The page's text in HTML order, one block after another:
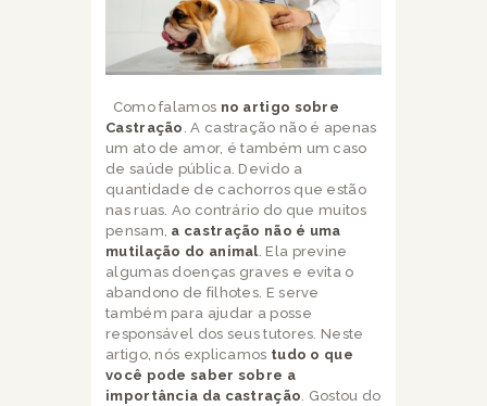
Como falamos no artigo sobre
Castração . A castração não é apenas
um ato de amor, é também um caso
de saúde pública. Devido a
quantidade de cachorros que estão
nas ruas. Ao contrário do que muitos
pensam, a castração não é uma
mutilação do animal. Ela previne
algumas doenças graves e evita o
abandono de filhotes. E serve
também para ajudar a posse
responsável dos seus tutores. Neste
artigo, nós explicamos tudo o que
você pode saber sobre a
importância da castração . Gostou do